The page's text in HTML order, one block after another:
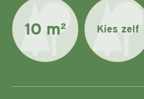
10 m² Kies zelf